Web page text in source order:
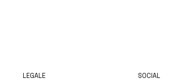
LEGALE SOCIAL